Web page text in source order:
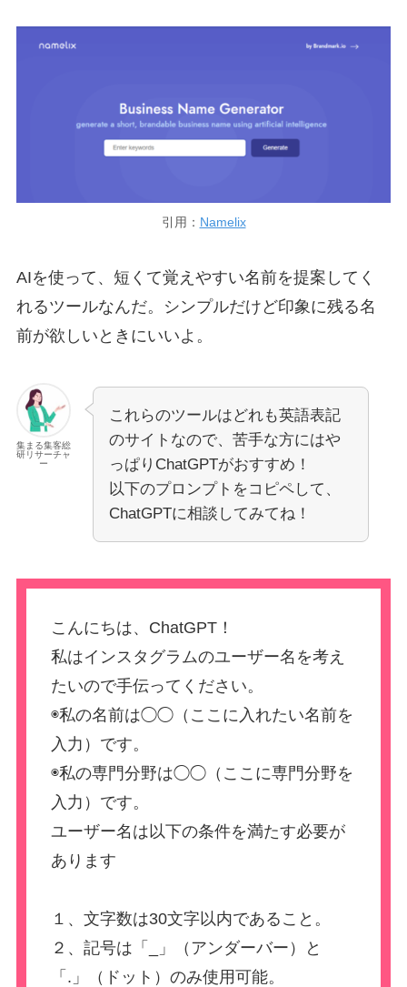
引用： Namelix
AIを使って、短くて覚えやすい名前を提案してく
れるツールなんだ。シンプルだけど印象に残る名
前が欲しいときにいいよ。
集まる集客総
研リサーチャ
ー
これらのツールはどれも英語表記
のサイトなので、苦手な方にはや
っぱりChatGPTがおすすめ！
以下のプロンプトをコピペして、
ChatGPTに相談してみてね！
こんにちは、ChatGPT！
私はインスタグラムのユーザー名を考え
たいので手伝ってください。
◉私の名前は◯◯（ここに入れたい名前を
入力）です。
◉私の専門分野は◯◯（ここに専門分野を
入力）です。
ユーザー名は以下の条件を満たす必要が
あります
１、文字数は30文字以内であること。
２、記号は「_」（アンダーバー）と
「.」（ドット）のみ使用可能。